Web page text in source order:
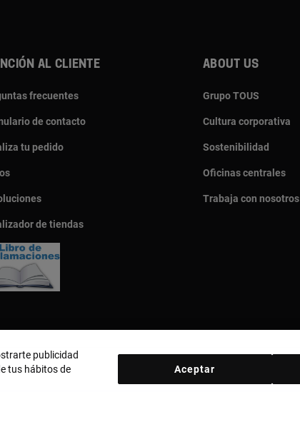
al cliente
frecuentes
de contacto
tu pedido
de tiendas
About us
Grupo TOUS
Cultura corporativa
Sostenibilidad
Oficinas centrales
Trabaja con nosotros
País y moneda: Perú / Peruvian Sol
publicidad
tus hábitos de
Aceptar